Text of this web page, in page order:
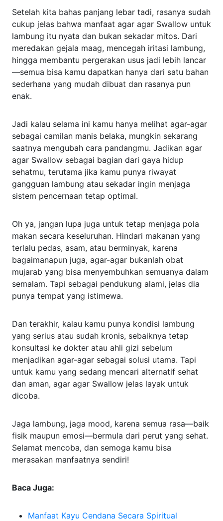
Setelah kita bahas panjang lebar tadi, rasanya sudah
cukup jelas bahwa manfaat agar agar Swallow untuk
lambung itu nyata dan bukan sekadar mitos. Dari
meredakan gejala maag, mencegah iritasi lambung,
hingga membantu pergerakan usus jadi lebih lancar
—semua bisa kamu dapatkan hanya dari satu bahan
sederhana yang mudah dibuat dan rasanya pun
enak.
Jadi kalau selama ini kamu hanya melihat agar-agar
sebagai camilan manis belaka, mungkin sekarang
saatnya mengubah cara pandangmu. Jadikan agar
agar Swallow sebagai bagian dari gaya hidup
sehatmu, terutama jika kamu punya riwayat
gangguan lambung atau sekadar ingin menjaga
sistem pencernaan tetap optimal.
Oh ya, jangan lupa juga untuk tetap menjaga pola
makan secara keseluruhan. Hindari makanan yang
terlalu pedas, asam, atau berminyak, karena
bagaimanapun juga, agar-agar bukanlah obat
mujarab yang bisa menyembuhkan semuanya dalam
semalam. Tapi sebagai pendukung alami, jelas dia
punya tempat yang istimewa.
Dan terakhir, kalau kamu punya kondisi lambung
yang serius atau sudah kronis, sebaiknya tetap
konsultasi ke dokter atau ahli gizi sebelum
menjadikan agar-agar sebagai solusi utama. Tapi
untuk kamu yang sedang mencari alternatif sehat
dan aman, agar agar Swallow jelas layak untuk
dicoba.
Jaga lambung, jaga mood, karena semua rasa—baik
fisik maupun emosi—bermula dari perut yang sehat.
Selamat mencoba, dan semoga kamu bisa
merasakan manfaatnya sendiri!
Baca Juga:
Manfaat Kayu Cendana Secara Spiritual